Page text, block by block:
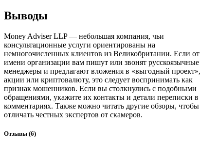
Выводы
Money Adviser LLP — небольшая компания, чьи
консультационные услуги ориентированы на
немногочисленных клиентов из Великобритании. Если от
имени организации вам пишут или звонят русскоязычные
менеджеры и предлагают вложения в «выгодный проект»,
акции или криптовалюту, это следует воспринимать как
признак мошенников. Если вы столкнулись с подобными
обращениями, укажите их контакты и детали переписки в
комментариях. Также можно читать другие обзоры, чтобы
отличать честных экспертов от скамеров.
Отзывы (6)